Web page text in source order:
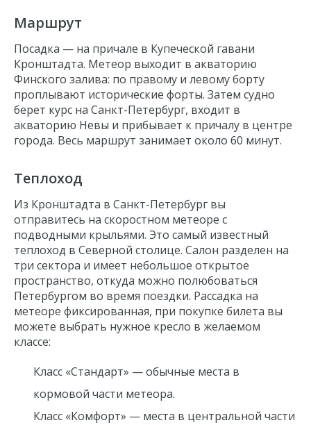
Ростральные колонны
Вантовый мост
Газпром Арена
Лахта Центр
Финский залив
Форт Кроншлот
Батарея Князь Меншиков
Маршрут
Посадка — на причале в Купеческой гавани
Кронштадта. Метеор выходит в акваторию
Финского залива: по правому и левому борту
проплывают исторические форты. Затем судно
берет курс на Санкт-Петербург, входит в
акваторию Невы и прибывает к причалу в центре
города. Весь маршрут занимает около 60 минут.
Теплоход
Из Кронштадта в Санкт-Петербург вы
отправитесь на скоростном метеоре с
подводными крыльями. Это самый известный
теплоход в Северной столице. Салон разделен на
три сектора и имеет небольшое открытое
пространство, откуда можно полюбоваться
Петербургом во время поездки. Рассадка на
метеоре фиксированная, при покупке билета вы
можете выбрать нужное кресло в желаемом
классе:
Класс «Стандарт» — обычные места в
кормовой части метеора.
Класс «Комфорт» — места в центральной части